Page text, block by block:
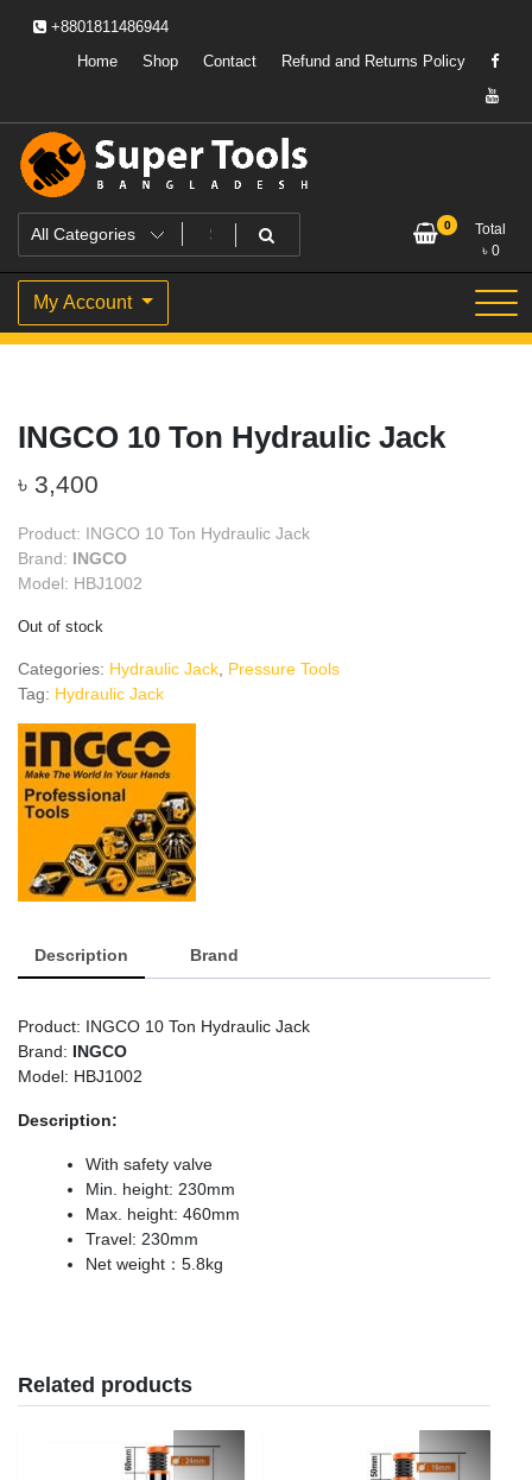
+8801811486944
Home
Shop Contact Refund and Returns Policy
Super Tools Bangladesh
Powering Professionals. Building Bangladesh.
0
Total
৳ 0
My Account
INGCO 10 Ton Hydraulic Jack
৳ 3,400
Product: INGCO 10 Ton Hydraulic Jack
Brand: INGCO
Model: HBJ1002
Out of stock
Categories: Hydraulic Jack Pressure Tools
Tag: Hydraulic Jack
Description Brand
Product: INGCO 10 Ton Hydraulic Jack
Brand: INGCO
Model: HBJ1002
Description:
With safety valve
Min. height: 230mm
Max. height: 460mm
Travel: 230mm
Net weight：5.8kg
Related products